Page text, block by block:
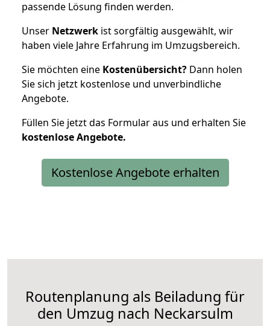
passende Lösung finden werden.
Unser Netzwerk ist sorgfältig ausgewählt, wir
haben viele Jahre Erfahrung im Umzugsbereich.
Sie möchten eine Kostenübersicht? Dann holen
Sie sich jetzt kostenlose und unverbindliche
Angebote.
Füllen Sie jetzt das Formular aus und erhalten Sie
kostenloseAngebote.
Kostenlose Angebote erhalten
Routenplanung als Beiladung für
den Umzug nach Neckarsulm